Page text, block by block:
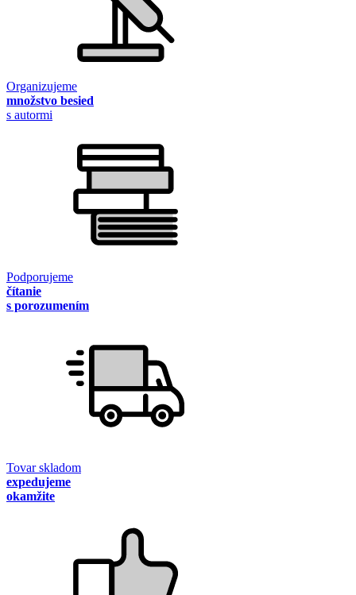
Organizujeme
množstvo besied
s autormi
Podporujeme
čítanie
s porozumením
Tovar skladom
expedujeme
okamžite